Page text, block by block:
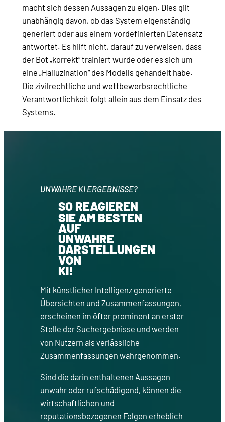
macht sich dessen Aussagen zu eigen. Dies gilt
unabhängig davon, ob das System eigenständig
generiert oder aus einem vordefinierten Datensatz
antwortet. Es hilft nicht, darauf zu verweisen, dass
der Bot „korrekt“ trainiert wurde oder es sich um
eine „Halluzination“ des Modells gehandelt habe.
Die zivilrechtliche und wettbewerbsrechtliche
Verantwortlichkeit folgt allein aus dem Einsatz des
Systems.
UNWAHRE KI ERGEBNISSE?
SO REAGIEREN
SIE AM BESTEN
AUF
UNWAHRE
DARSTELLUNGEN
VON
KI!
Mit künstlicher Intelligenz generierte
Übersichten und Zusammenfassungen,
erscheinen im öfter prominent an erster
Stelle der Suchergebnisse und werden
von Nutzern als verlässliche
Zusammenfassungen wahrgenommen.
Sind die darin enthaltenen Aussagen
unwahr oder rufschädigend, können die
wirtschaftlichen und
reputationsbezogenen Folgen erheblich